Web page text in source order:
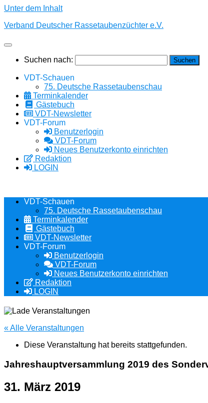
Unter dem Inhalt
Verband Deutscher Rassetaubenzüchter e.V.
Suchen nach:
VDT-Schauen
75. Deutsche Rassetaubenschau
Terminkalender
Gästebuch
VDT-Newsletter
VDT-Forum
Benutzerlogin
VDT-Forum
Neues Benutzerkonto einrichten
Redaktion
LOGIN
VDT-Schauen
75. Deutsche Rassetaubenschau
Terminkalender
Gästebuch
VDT-Newsletter
VDT-Forum
Benutzerlogin
VDT-Forum
Neues Benutzerkonto einrichten
Redaktion
LOGIN
« Alle Veranstaltungen
Diese Veranstaltung hat bereits stattgefunden.
Jahreshauptversammlung 2019 des
31. März 2019